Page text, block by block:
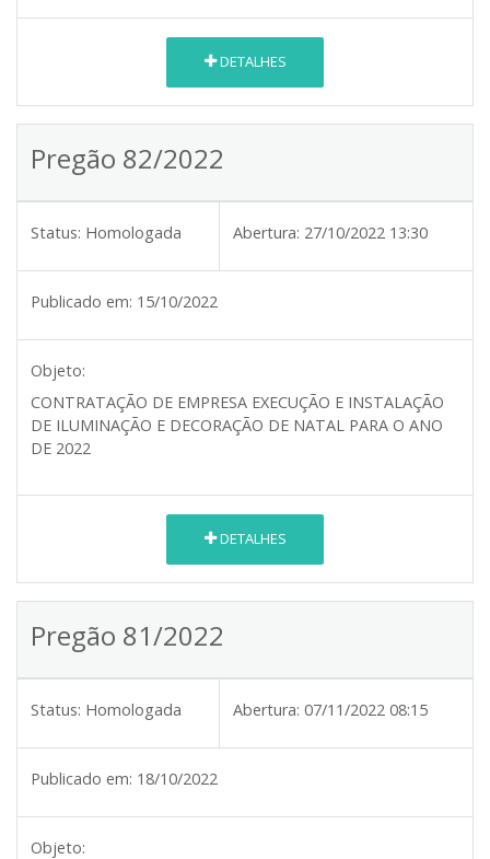
DETALHES
Pregão 82/2022
Status: Homologada Abertura: 27/10/2022 13:30
Publicado em: 15/10/2022
Objeto:
CONTRATAÇÃO DE EMPRESA EXECUÇÃO E INSTALAÇÃO
DE ILUMINAÇÃO E DECORAÇÃO DE NATAL PARA O ANO
DE 2022
DETALHES
Pregão 81/2022
Status: Homologada Abertura: 07/11/2022 08:15
Publicado em: 18/10/2022
Objeto: